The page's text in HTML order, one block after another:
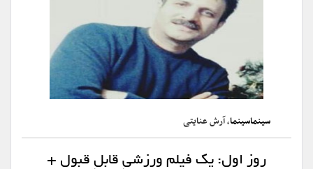
سینماسینما، آرش عنایتی
روز اول: یک فیلم ورزشیِ قابلِ قبول +